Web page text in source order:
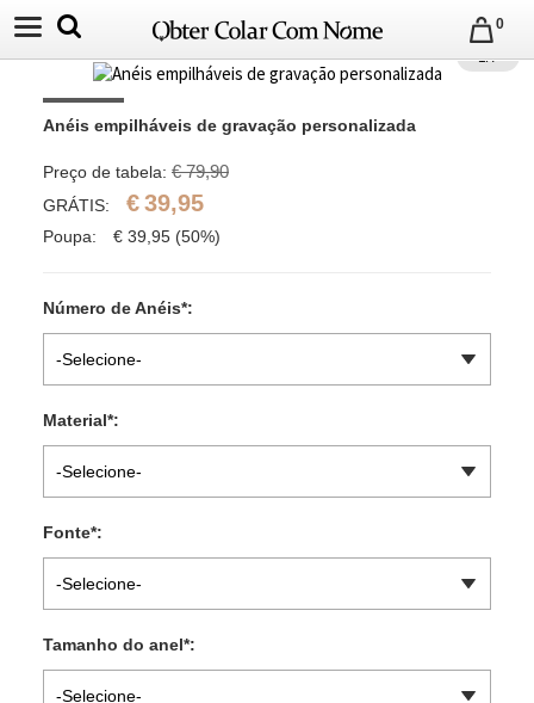
0
1/7
Anéis empilháveis de gravação personalizada
Preço de tabela: € 79,90
GRÁTIS: €39,95
Poupa: € 39,95 (50%)
Número de Anéis*:
-Selecione-
Material*:
-Selecione-
Fonte*:
-Selecione-
Tamanho do anel*:
-Selecione-